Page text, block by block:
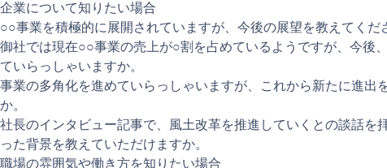
企業について知りたい場合
○○事業を積極的に展開されていますが、今後の展望を教えてくだ
御社では現在○○事業の売上が○割を占めているようですが、今後
ていらっしゃいますか。
事業の多角化を進めていらっしゃいますが、これから新たに進出
か。
社長のインタビュー記事で、風土改革を推進していくとの談話を
った背景を教えていただけますか。
職場の雰囲気や働き方を知りたい場合